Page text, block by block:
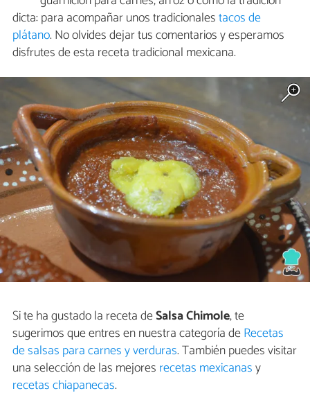
dicta: para acompañar unos tradicionalestacos de
plátano. No olvides dejar tus comentarios y esperamos
disfrutes de esta receta tradicional mexicana.
Si te ha gustado la receta deSalsa Chimole, te
sugerimos que entres en nuestra categoría deRecetas
de salsas para carnes y verduras. También puedes visitar
una selección de las mejores recetas mexicanasy
recetas chiapanecas.